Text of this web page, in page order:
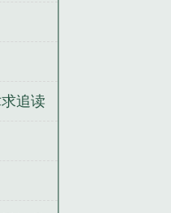
追读